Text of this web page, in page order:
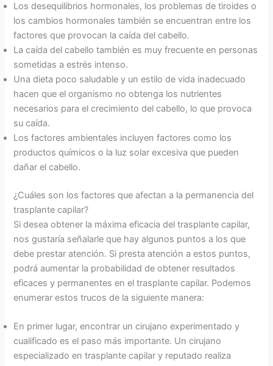
Los desequilibrios hormonales, los problemas de tiroides o
los cambios hormonales también se encuentran entre los
factores que provocan la caída del cabello.
La caída del cabello también es muy frecuente en personas
sometidas a estrés intenso.
Una dieta poco saludable y un estilo de vida inadecuado
hacen que el organismo no obtenga los nutrientes
necesarios para el crecimiento del cabello, lo que provoca
su caída.
Los factores ambientales incluyen factores como los
productos químicos o la luz solar excesiva que pueden
dañar el cabello.
¿Cuáles son los factores que afectan a la permanencia del
trasplante capilar?
Si desea obtener la máxima eficacia del trasplante capilar,
nos gustaría señalarle que hay algunos puntos a los que
debe prestar atención. Si presta atención a estos puntos,
podrá aumentar la probabilidad de obtener resultados
eficaces y permanentes en el trasplante capilar. Podemos
enumerar estos trucos de la siguiente manera:
En primer lugar, encontrar un cirujano experimentado y
cualificado es el paso más importante. Un cirujano
especializado en trasplante capilar y reputado realiza